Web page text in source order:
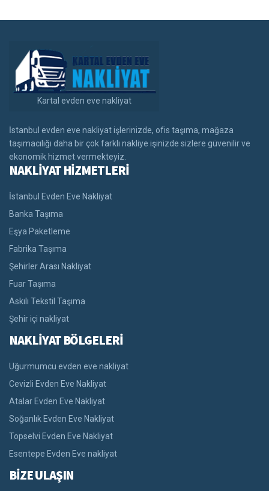
Kartal evden eve nakliyat
İstanbul evden eve nakliyat işlerinizde, ofis taşıma, mağaza
taşımacılığı daha bir çok farklı nakliye işinizde sizlere güvenilir ve
ekonomik hizmet vermekteyiz.
NAKLİYAT HİZMETLERİ
İstanbul Evden Eve Nakliyat
Banka Taşıma
Eşya Paketleme
Fabrika Taşıma
Şehirler Arası Nakliyat
Fuar Taşıma
Askılı Tekstil Taşıma
Şehir içi nakliyat
NAKLİYAT BÖLGELERİ
Uğurmumcu evden eve nakliyat
Cevizli Evden Eve Nakliyat
Atalar Evden Eve Nakliyat
Soğanlık Evden Eve Nakliyat
Topselvi Evden Eve Nakliyat
Esentepe Evden Eve nakliyat
BİZE ULAŞIN